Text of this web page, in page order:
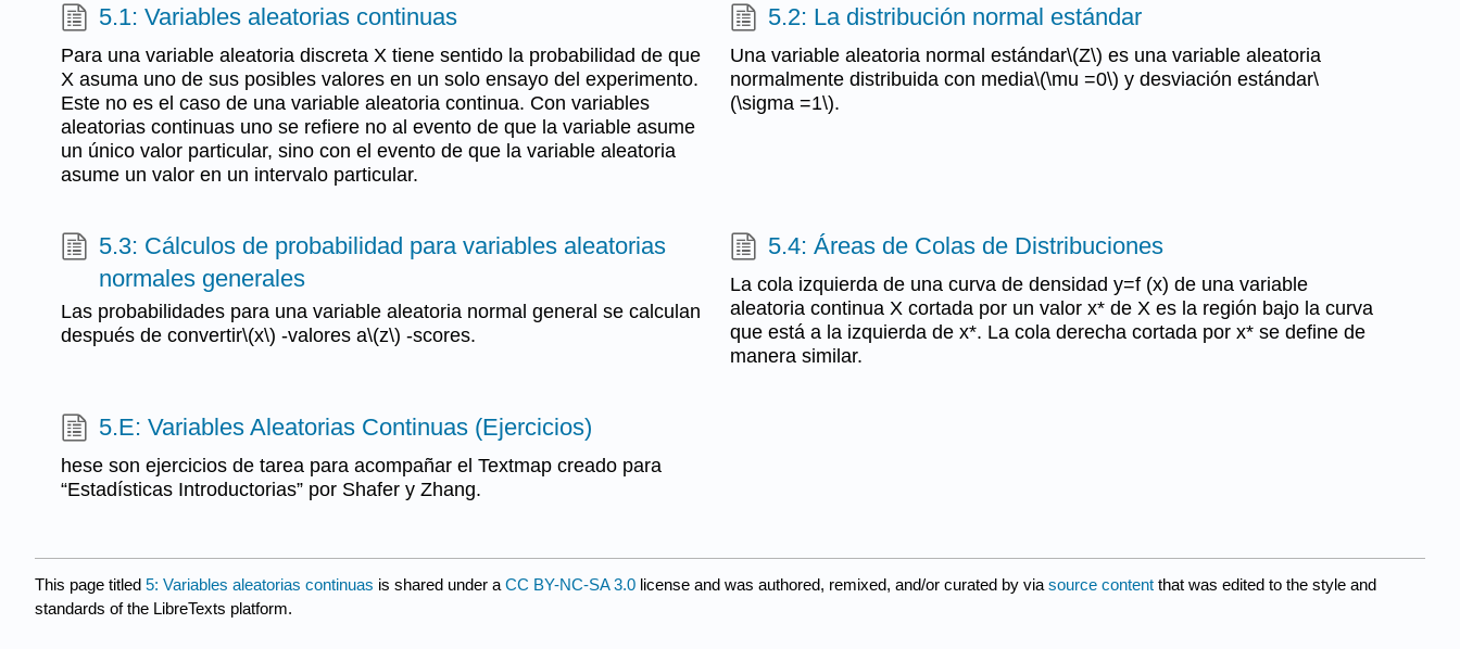
5.1: Variables aleatorias continuas
Para una variable aleatoria discreta X tiene sentido la probabilidad de que
X asuma uno de sus posibles valores en un solo ensayo del experimento.
Este no es el caso de una variable aleatoria continua. Con variables
aleatorias continuas uno se refiere no al evento de que la variable asume
un único valor particular, sino con el evento de que la variable aleatoria
asume un valor en un intervalo particular.
5.2: La distribución normal estándar
Una variable aleatoria normal estándar\(Z\) es una variable aleatoria
normalmente distribuida con media\(\mu =0\) y desviación estándar\
(\sigma =1\).
5.3: Cálculos de probabilidad para variables aleatorias
normales generales
Las probabilidades para una variable aleatoria normal general se calculan
después de convertir\(x\) -valores a\(z\) -scores.
5.4: Áreas de Colas de Distribuciones
La cola izquierda de una curva de densidad y=f (x) de una variable
aleatoria continua X cortada por un valor x* de X es la región bajo la curva
que está a la izquierda de x*. La cola derecha cortada por x* se define de
manera similar.
5.E: Variables Aleatorias Continuas (Ejercicios)
hese son ejercicios de tarea para acompañar el Textmap creado para
“Estadísticas Introductorias” por Shafer y Zhang.
This page titled 5: Variables aleatorias continuas is shared under a CC BY-NC-SA 3.0 license and was authored, remixed, and/or curated by via source content that was edited to the style and
standards of the LibreTexts platform.